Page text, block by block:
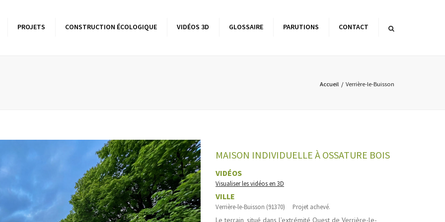
PROJETS CONSTRUCTION ÉCOLOGIQUE VIDÉOS 3D GLOSSAIRE PARUTIONS CONTACT
Accueil Verrière-le-Buisson
MAISON INDIVIDUELLE À OSSATURE BOIS
VIDÉOS
Visualiser les vidéos en 3D
VILLE
Verrière-le-Buisson (91370) Projet achevé.
Le terrain, situé dans l’extrémité Ouest de Verrière-le-